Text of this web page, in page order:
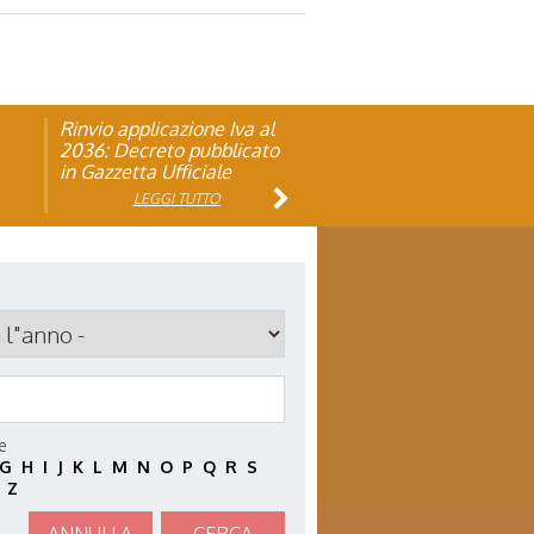
Rinvio applicazione Iva al
2036: Decreto pubblicato
in Gazzetta Ufficiale
LEGGI TUTTO
Visita veterinaria annuale
LEGGI TUTTO
G H I J K L M N O P Q R S
Z